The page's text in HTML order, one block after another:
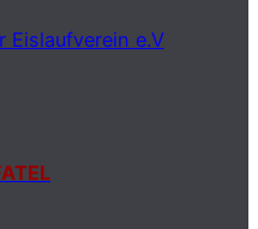
Eislaufverein e.V